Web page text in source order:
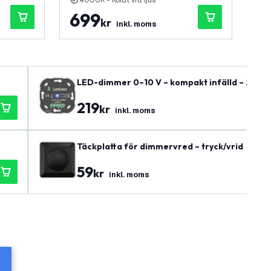
699kr inkl. moms
LED-dimmer 0–10 V – kompakt infälld –
219kr inkl. moms
Täckplatta för dimmervred – tryck/vrid
59kr inkl. moms